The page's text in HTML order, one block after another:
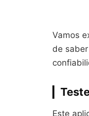
Vamos
de
Este